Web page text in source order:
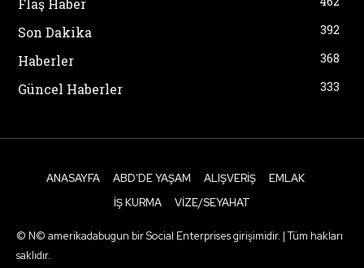
Son Dakika 392
Haberler 368
Güncel Haberler 333
ANASAYFA ABD’DE YAŞAM ALIŞVERIŞ
EMLAK
İŞ KURMA
VIZE/SEYAHAT
© N© amerikadabugun bir Social Enterprises girişimidir. | Tüm hakları
saklıdır.